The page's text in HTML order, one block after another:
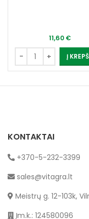
11,60 €
Į
KONTAKTAI
+370-5-232-3399
sales@vitagra.lt
Meistrų g. 12-103k,
Įm.k.: 124580096